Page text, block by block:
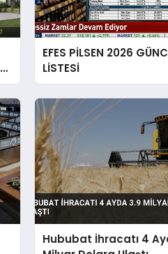
EFES PİLSEN 2026
LİSTESİ
Hububat İhracatı 4